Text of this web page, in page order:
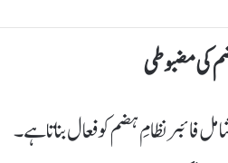
فائبر نظامِ ہضم کو فعال بناتا ہے۔